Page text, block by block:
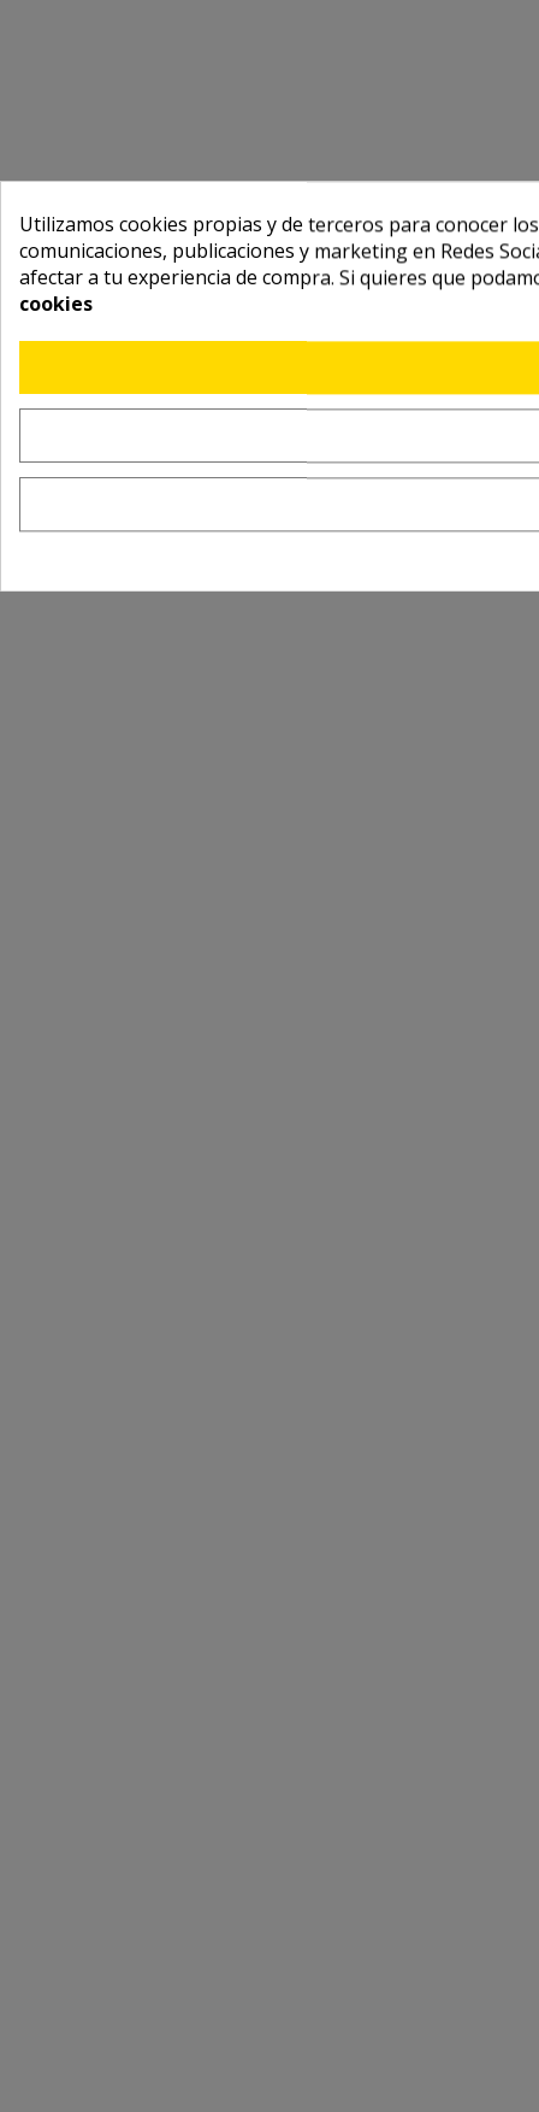
Utilizamos cookies propias y de terceros para conocer
comunicaciones, publicaciones y marketing en Redes
afectar a tu experiencia de compra. Si quieres que
cookies